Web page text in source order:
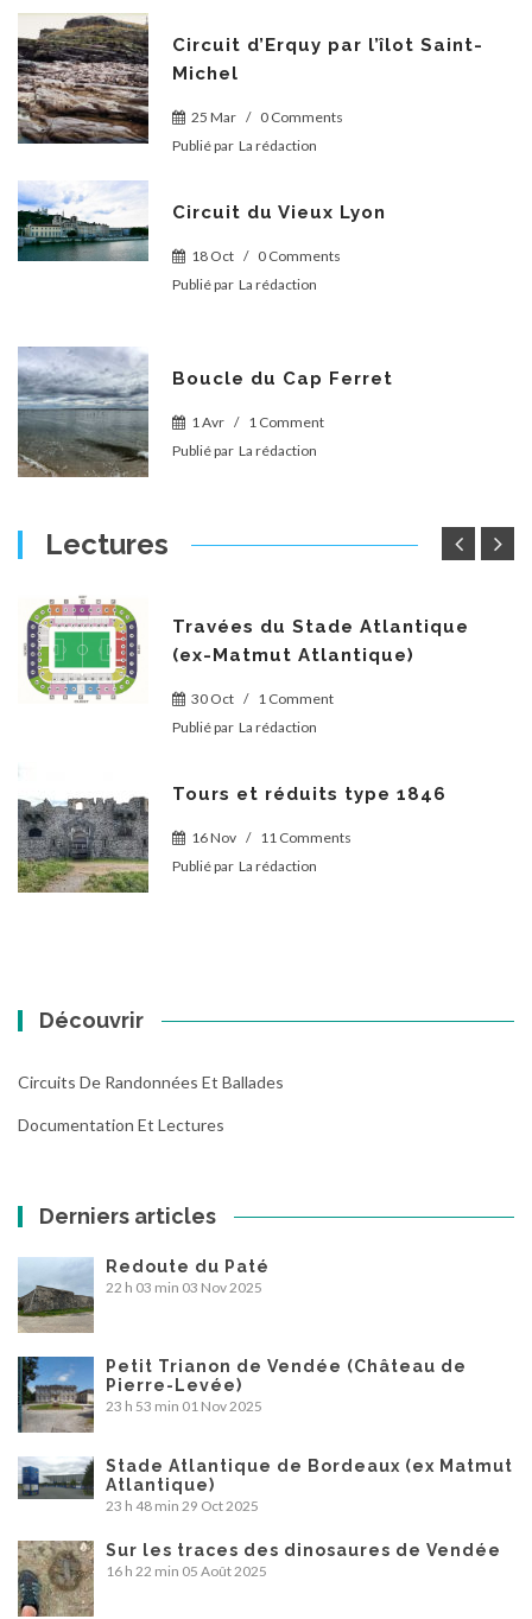
Circuit d’Erquy par l’îlot Saint-
Michel
25 Mar / 0 Comments
Publié par La rédaction
Circuit du Vieux Lyon
18 Oct / 0 Comments
Publié par La rédaction
Boucle du Cap Ferret
1 Avr / 1 Comment
Publié par La rédaction
Lectures
Travées du Stade Atlantique
(ex-Matmut Atlantique)
30 Oct / 1 Comment
Publié par La rédaction
Tours et réduits type 1846
16 Nov / 11 Comments
Publié par La rédaction
Découvrir
Circuits De Randonnées Et Ballades
Documentation Et Lectures
Derniers articles
Redoute du Paté
22 h 03 min 03 Nov 2025
Petit Trianon de Vendée (Château de
Pierre-Levée)
23 h 53 min 01 Nov 2025
Stade Atlantique de Bordeaux (ex Matmut
Atlantique)
23 h 48 min 29 Oct 2025
Sur les traces des dinosaures de Vendée
16 h 22 min 05 Août 2025